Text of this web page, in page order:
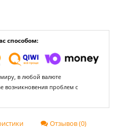
способом:
в любой валюте
возникновения проблем с
Отзывов (0)